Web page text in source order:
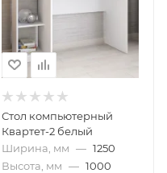
Стол компьютерный
Квартет-2 белый
Ширина, мм — 1250
Высота, мм — 1000